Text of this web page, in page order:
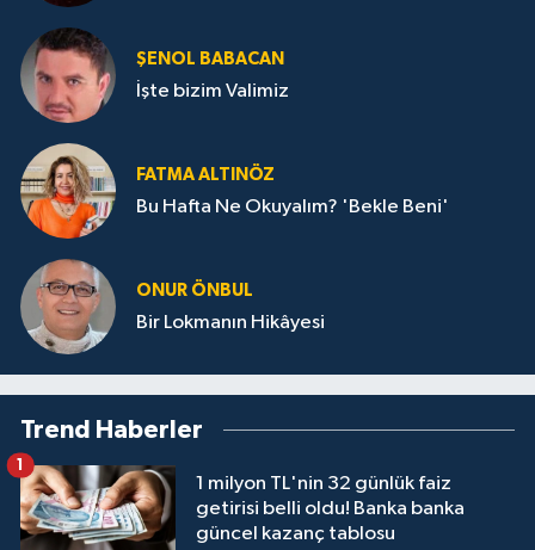
ŞENOL BABACAN
İşte bizim Valimiz
FATMA ALTINÖZ
Bu Hafta Ne Okuyalım? 'Bekle Beni'
ONUR ÖNBUL
Bir Lokmanın Hikâyesi
Trend Haberler
1 milyon TL'nin 32 günlük faiz
getirisi belli oldu! Banka banka
güncel kazanç tablosu
1